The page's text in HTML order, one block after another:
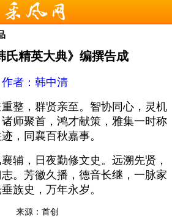
氏精英大典》编撰告成
作者： 韩中清
，群贤亲至。智协同心，灵机
师聚首，鸿才献策，雅集一时称
迹，同襄百秋嘉事。
，日夜勤修文史。远溯先贤，
。芳徽久播，德音长继，一脉家
族史，万年永岁。
来源：首创